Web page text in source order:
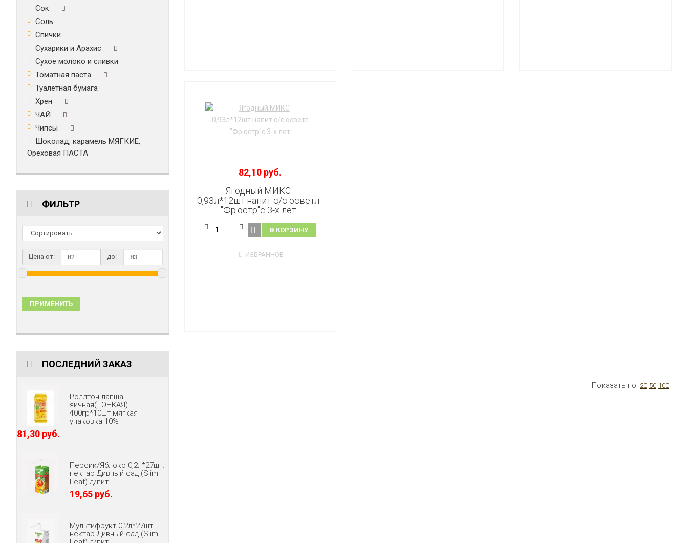
Сок
Соль
Спички
Сухарики и Арахис
Сухое молоко и сливки
Томатная паста
Туалетная бумага
Хрен
ЧАЙ
Чипсы
Шоколад, карамель МЯГКИЕ,
Ореховая ПАСТА
ФИЛЬТР
Цена от: до:
ПРИМЕНИТЬ
ПОСЛЕДНИЙ ЗАКАЗ
Роллтон лапша
яичная(ТОНКАЯ)
400гр*10шт мягкая
упаковка 10%
81,30 руб.
Персик/Яблоко 0,2л*27шт.
нектар Дивный сад (Slim
Leaf) д/пит
19,65 руб.
Мультифрукт 0,2л*27шт.
нектар Дивный сад (Slim
82,10 руб.
Ягодный МИКС
0,93л*12шт.напит с/с осветл
"Фр.остр"с 3-х лет
В КОРЗИНУ
ИЗБРАННОЕ
Показать по: 20 50 100